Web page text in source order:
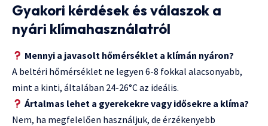
Gyakori kérdések és válaszok a
nyári klímahasználatról
Mennyi a javasolt hőmérséklet a klímán nyáron?
A beltéri hőmérséklet ne legyen 6-8 fokkal alacsonyabb,
mint a kinti, általában 24-26°C az ideális.
Ártalmas lehet a gyerekekre vagy idősekre a klíma?
Nem, ha megfelelően használjuk, de érzékenyebb